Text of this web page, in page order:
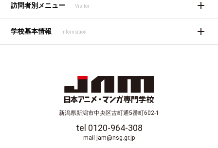
訪問者別メニュー Visitor
学校基本情報 Information
新潟県新潟市中央区古町通5番町602-1
tel 0120-964-308
mail jam@nsg.gr.jp